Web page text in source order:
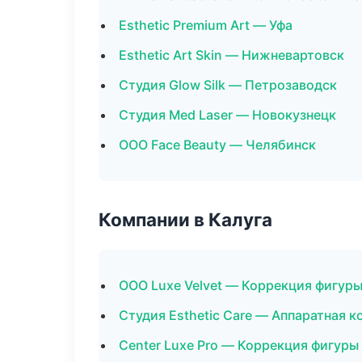
Esthetic Premium Art — Уфа
Esthetic Art Skin — Нижневартовск
Студия Glow Silk — Петрозаводск
Студия Med Laser — Новокузнецк
ООО Face Beauty — Челябинск
Компании в Калуга
ООО Luxe Velvet — Коррекция фигуры
Студия Esthetic Care — Аппаратная
Center Luxe Pro — Коррекция фигуры